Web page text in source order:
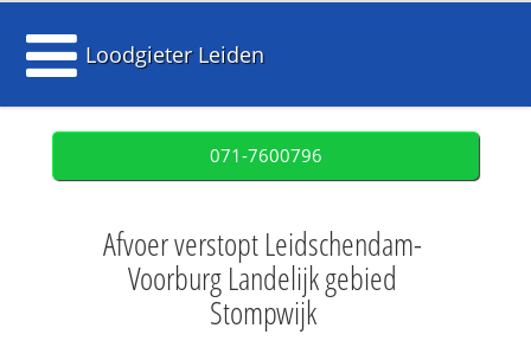
Loodgieter Leiden
071-7600796
Afvoer verstopt Leidschendam-
Voorburg Landelijk gebied
Stompwijk